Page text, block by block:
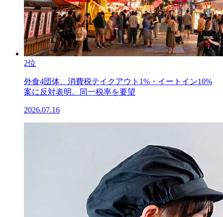
2位
外食4団体、消費税テイクアウト1%・イートイン10%
案に反対表明。同一税率を要望
2026.07.16